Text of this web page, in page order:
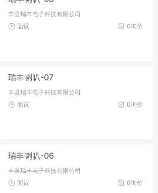
丰县瑞丰电子科技有限公司
0询价
面议
瑞丰喇叭-07
丰县瑞丰电子科技有限公司
0询价
面议
瑞丰喇叭-06
丰县瑞丰电子科技有限公司
0询价
面议